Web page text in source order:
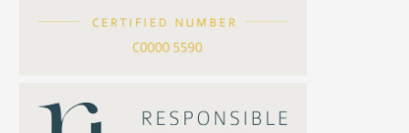
公司名稱
方假繩鏈系列